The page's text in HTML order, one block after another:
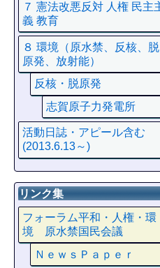
７ 憲法改悪反対 人権 民主
義 教育
８ 環境（原水禁、反核、脱
原発、放射能）
反核・脱原発
志賀原子力発電所
活動日誌・アピール含む
(2013.6.13～)
リンク集
フォーラム平和・人権・環
境 原水禁国民会議
ＮｅｗｓＰａｐｅｒ